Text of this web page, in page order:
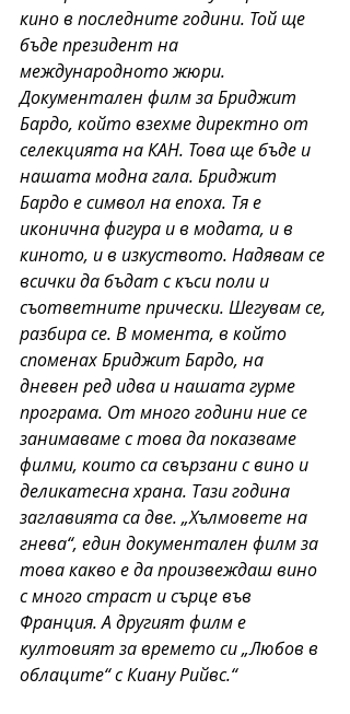
кино в последните години. Той ще
бъде президент на
международното жюри.
Документален филм за Бриджит
Бардо, който взехме директно от
селекцията на КАН. Това ще бъде и
нашата модна гала. Бриджит
Бардо е символ на епоха. Тя е
иконична фигура и в модата, и в
киното, и в изкуството. Надявам се
всички да бъдат с къси поли и
съответните прически. Шегувам се,
разбира се. В момента, в който
споменах Бриджит Бардо, на
дневен ред идва и нашата гурме
програма. От много години ние се
занимаваме с това да показваме
филми, които са свързани с вино и
деликатесна храна. Тази година
заглавията са две. „Хълмовете на
гнева“, един документален филм за
това какво е да произвеждаш вино
с много страст и сърце във
Франция. А другият филм е
култовият за времето си „Любов в
облаците“ с Киану Рийвс.“